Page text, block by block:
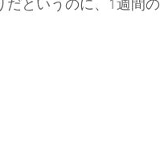
というのに、1週間